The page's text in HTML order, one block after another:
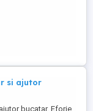
si ajutor
bucatar, Eforie